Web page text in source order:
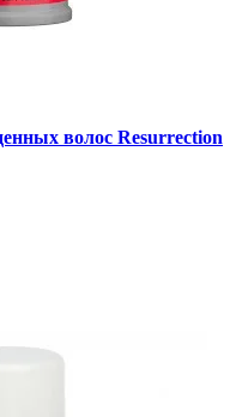
волос Resurrection